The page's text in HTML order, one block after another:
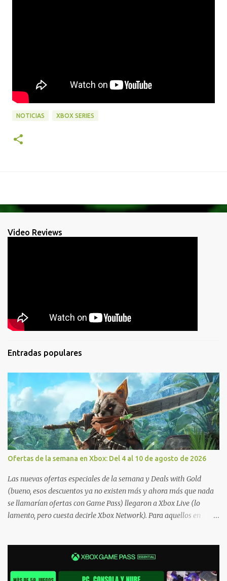
NOTICIAS XBOX SERIES
Video Reviews
Entradas populares
Ofertas de la semana en Xbox: Del 4 al 10 de agosto de 2026
Las nuevas ofertas especiales de la semana y Deals with Gold
(bueno, esos descuentos ya no existen más y ahora más que nada
se llamarían ofertas con Game Pass) llegaron a Xbox Live (lo
lamento, pero cuesta decirle Xbox Network). Para aquellos en
jugarlos y mantener un progreso compartido en Windows PC y
Xbox, y tenemos un listado de juegos compatibles por acá . ¿Aún
necesitas una mano con las compras? Tenemos un tutorial extenso